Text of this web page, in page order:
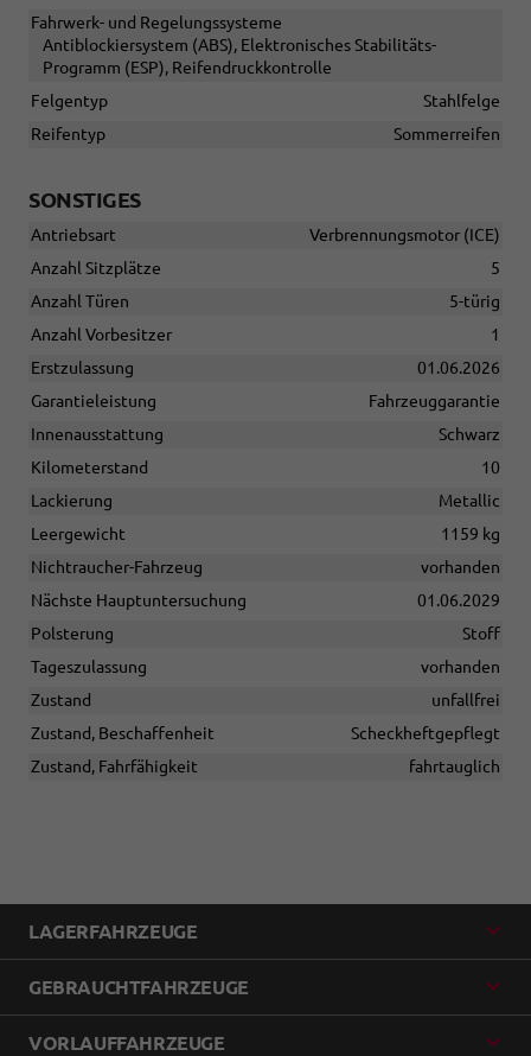
Fahrwerk- und Regelungssysteme
Antiblockiersystem (ABS), Elektronisches Stabilitäts-
Programm (ESP), Reifendruckkontrolle
Felgentyp
Stahlfelge
Reifentyp
Sommerreifen
SONSTIGES
Antriebsart
Verbrennungsmotor (ICE)
Anzahl Sitzplätze
5
Anzahl Türen
5-türig
Anzahl Vorbesitzer
1
Erstzulassung
01.06.2026
Garantieleistung
Fahrzeuggarantie
Innenausstattung
Schwarz
Kilometerstand
10
Lackierung
Metallic
Leergewicht
1159 kg
Nichtraucher-Fahrzeug
vorhanden
Nächste Hauptuntersuchung
01.06.2029
Polsterung
Stoff
Tageszulassung
vorhanden
Zustand
unfallfrei
Zustand, Beschaffenheit
Scheckheftgepflegt
Zustand, Fahrfähigkeit
fahrtauglich
LAGERFAHRZEUGE
GEBRAUCHTFAHRZEUGE
VORLAUFFAHRZEUGE